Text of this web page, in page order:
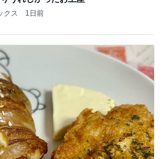
の品
記事を読む
騰した知るべき現実